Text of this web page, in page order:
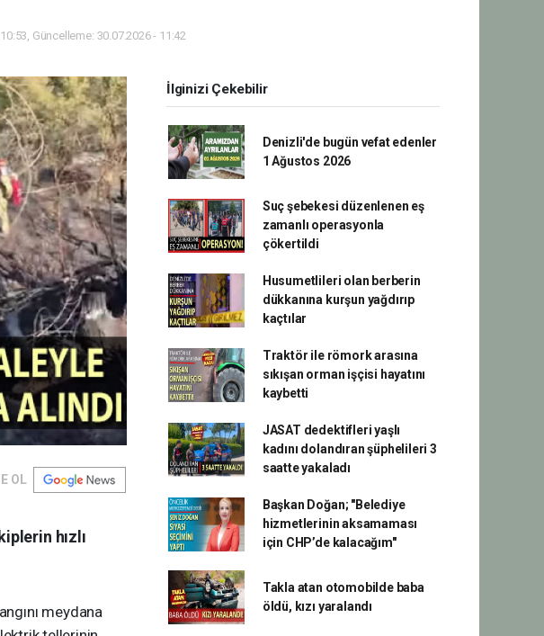
Güncelleme: 30.07.2026 - 11:42
OL
hızlı
meydana
İlginizi Çekebilir
Denizli'de bugün vefat edenler
1 Ağustos 2026
Suç şebekesi düzenlenen eş
zamanlı operasyonla
çökertildi
Husumetlileri olan berberin
dükkanına kurşun yağdırıp
kaçtılar
Traktör ile römork arasına
sıkışan orman işçisi hayatını
kaybetti
JASAT dedektifleri yaşlı
kadını dolandıran şüphelileri 3
saatte yakaladı
Başkan Doğan; "Belediye
hizmetlerinin aksamaması
için CHP’de kalacağım"
Takla atan otomobilde baba
öldü, kızı yaralandı